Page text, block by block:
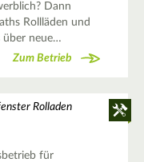
Dann
Rollläden und
über neue…
Zum Betrieb
Rolladen
für